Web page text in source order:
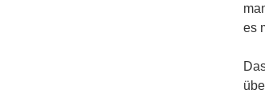
es